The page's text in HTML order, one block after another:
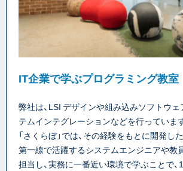
IT企業で学ぶプログラミング教室
弊社は、LSI デザインや組み込みソフトウェ
テムインテグレーションなどを行っています
「さくらぼ」では、その経験をもとに開発し
第一線で活躍するシステムエンジニアや教
担当し、実務に一番近い環境で学ぶことで